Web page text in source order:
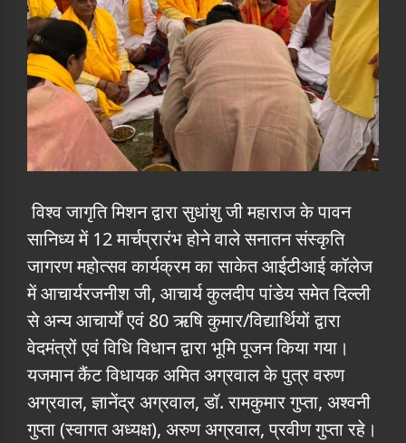
विश्व जागृति मिशन द्वारा सुधांशु जी महाराज के पावन
सानिध्य में 12 मार्चप्रारंभ होने वाले सनातन संस्कृति
जागरण महोत्सव कार्यक्रम का साकेत आईटीआई कॉलेज
में आचार्यरजनीश जी, आचार्य कुलदीप पांडेय समेत दिल्ली
से अन्य आचार्यों एवं 80 ऋषि कुमार/विद्यार्थियों द्वारा
वेदमंत्रों एवं विधि विधान द्वारा भूमि पूजन किया गया।
यजमान कैंट विधायक अमित अग्रवाल के पुत्र वरुण
अग्रवाल, ज्ञानेंद्र अग्रवाल, डॉ. रामकुमार गुप्ता, अश्वनी
गुप्ता (स्वागत अध्यक्ष), अरुण अग्रवाल, प्रवीण गुप्ता रहे।